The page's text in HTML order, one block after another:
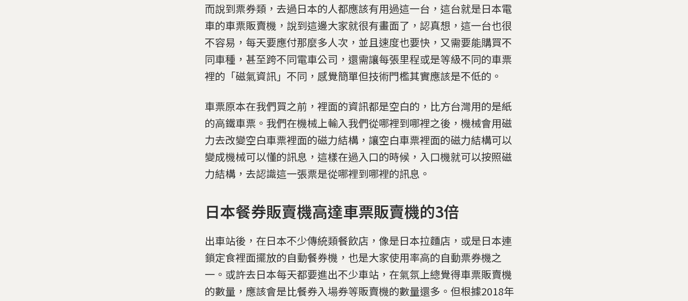
而說到票券類，去過日本的人都應該有用過這一台，這台就是日本電
車的車票販賣機，說到這邊大家就很有畫面了，認真想，這一台也很
不容易，每天要應付那麼多人次，並且速度也要快，又需要能購買不
同車種，甚至跨不同電車公司，還需讓每張里程或是等級不同的車票
裡的「磁氣資訊」不同，感覺簡單但技術門檻其實應該是不低的。
車票原本在我們買之前，裡面的資訊都是空白的，比方台灣用的是紙
的高鐵車票。我們在機械上輸入我們從哪裡到哪裡之後，機械會用磁
力去改變空白車票裡面的磁力結構，讓空白車票裡面的磁力結構可以
變成機械可以懂的訊息，這樣在過入口的時候，入口機就可以按照磁
力結構，去認識這一張票是從哪裡到哪裡的訊息。
日本餐券販賣機高達車票販賣機的3倍
出車站後，在日本不少傳統類餐飲店，像是日本拉麵店，或是日本連
鎖定食裡面擺放的自動餐券機，也是大家使用率高的自動票券機之
一。或許去日本每天都要進出不少車站，在氣氛上總覺得車票販賣機
的數量，應該會是比餐券入場券等販賣機的數量還多。但根據2018年